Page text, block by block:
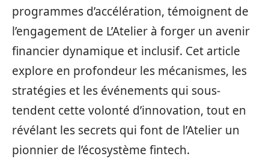
programmes d’accélération, témoignent de
l’engagement de L’Atelier à forger un avenir
financier dynamique et inclusif. Cet article
explore en profondeur les mécanismes, les
stratégies et les événements qui sous-
tendent cette volonté d’innovation, tout en
révélant les secrets qui font de l’Atelier un
pionnier de l’écosystème fintech.